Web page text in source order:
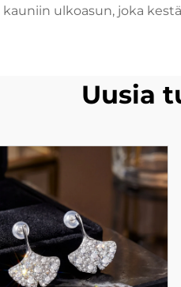
kauniin ulkoasun, joka
Uusia